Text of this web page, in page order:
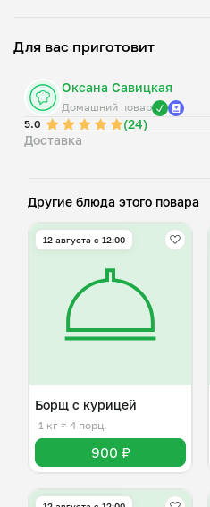
Для вас приготовит
Оксана Савицкая
Домашний повар
5.0
(24)
Доставка
Другие блюда этого повара
12 августа с 12:00
Борщ с курицей
1 кг ≈ 4 порц.
900 ₽